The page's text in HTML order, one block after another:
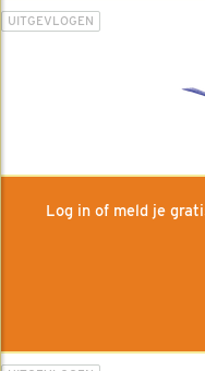
UITGEVLOGEN
Log in of meld je